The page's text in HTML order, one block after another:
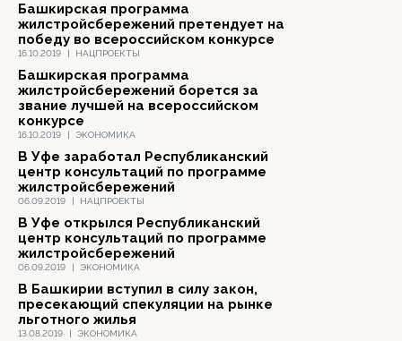
16.10.2019 | НАЦПРОЕКТЫ
Башкирская программа
жилстройсбережений претендует на
победу во всероссийском конкурсе
16.10.2019 | ЭКОНОМИКА
Башкирская программа
жилстройсбережений борется за
звание лучшей на всероссийском
конкурсе
06.09.2019 | НАЦПРОЕКТЫ
В Уфе заработал Республиканский
центр консультаций по программе
жилстройсбережений
06.09.2019 | ЭКОНОМИКА
В Уфе открылся Республиканский
центр консультаций по программе
жилстройсбережений
13.08.2019 | ЭКОНОМИКА
В Башкирии вступил в силу закон,
пресекающий спекуляции на рынке
льготного жилья